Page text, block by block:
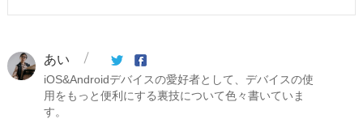
あい
iOS&Androidデバイスの愛好者として、デバイスの使
用をもっと便利にする裏技について色々書いていま
す。